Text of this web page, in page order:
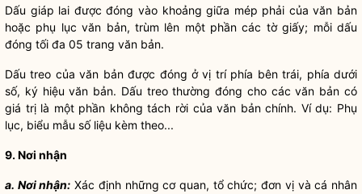
Dấu giáp lai được đóng vào khoảng giữa mép phải của văn bản
hoặc phụ lục văn bản, trùm lên một phần các tờ giấy; mỗi dấu
đóng tối đa 05 trang văn bản.
Dấu treo của văn bản được đóng ở vị trí phía bên trái, phía dưới
số, ký hiệu văn bản. Dấu treo thường đóng cho các văn bản có
giá trị là một phần không tách rời của văn bản chính. Ví dụ: Phụ
lục, biểu mẫu số liệu kèm theo...
9. Nơi nhận
a. Nơi nhận: Xác định những cơ quan, tổ chức; đơn vị và cá nhân